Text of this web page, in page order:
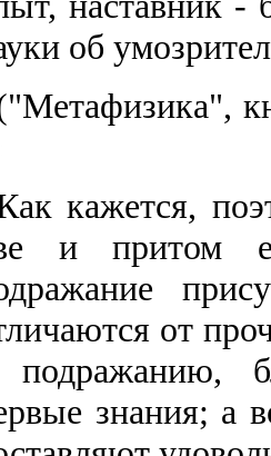
об
кажется,
и притом
от
знания; а